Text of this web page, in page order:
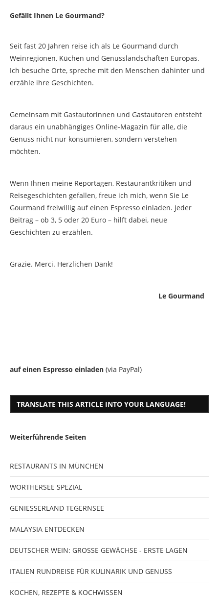
Gefällt Ihnen Le Gourmand?
Seit fast 20 Jahren reise ich als Le Gourmand durch
Weinregionen, Küchen und Genusslandschaften Europas.
Ich besuche Orte, spreche mit den Menschen dahinter und
erzähle ihre Geschichten.
Gemeinsam mit Gastautorinnen und Gastautoren entsteht
daraus ein unabhängiges Online-Magazin für alle, die
Genuss nicht nur konsumieren, sondern verstehen
möchten.
Wenn Ihnen meine Reportagen, Restaurantkritiken und
Reisegeschichten gefallen, freue ich mich, wenn Sie Le
Gourmand freiwillig auf einen Espresso einladen. Jeder
Beitrag – ob 3, 5 oder 20 Euro – hilft dabei, neue
Geschichten zu erzählen.
Grazie. Merci. Herzlichen Dank!
Le Gourmand
auf einen Espresso einladen (via PayPal)
TRANSLATE THIS ARTICLE INTO YOUR LANGUAGE!
Weiterführende Seiten
RESTAURANTS IN MÜNCHEN
WÖRTHERSEE SPEZIAL
GENIESSERLAND TEGERNSEE
MALAYSIA ENTDECKEN
DEUTSCHER WEIN: GROSSE GEWÄCHSE - ERSTE LAGEN
ITALIEN RUNDREISE FÜR KULINARIK UND GENUSS
KOCHEN, REZEPTE & KOCHWISSEN